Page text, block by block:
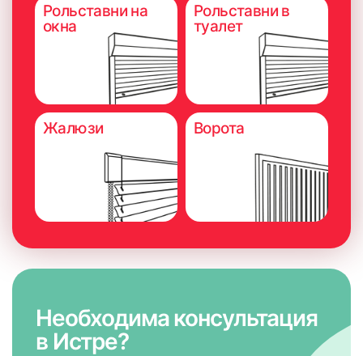
Рольставни на
окна
Рольставни в
туалет
Жалюзи Ворота
Необходима консультация
в Истре?